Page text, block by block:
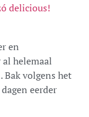
delicious!
en
helemaal
Bak volgens het
eerder